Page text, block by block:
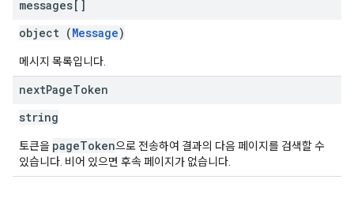
messages[]
object (Message)
메시지 목록입니다.
nextPageToken
string
토큰을 pageToken으로 전송하여 결과의 다음 페이지를 검색할 수
있습니다. 비어 있으면 후속 페이지가 없습니다.